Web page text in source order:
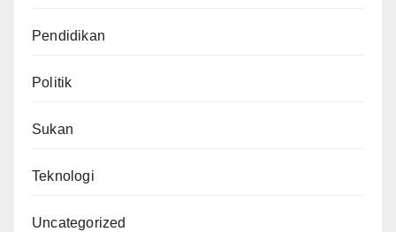
Pendidikan
Politik
Sukan
Teknologi
Uncategorized